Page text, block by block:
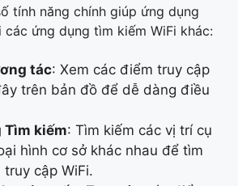
tính năng chính giúp ứng dụng
ứng dụng tìm kiếm WiFi khác:
tác: Xem các điểm truy cập
trên bản đồ để dễ dàng điều
Tìm kiếm: Tìm kiếm các vị trí cụ
hình cơ sở khác nhau để tìm
cập WiFi.